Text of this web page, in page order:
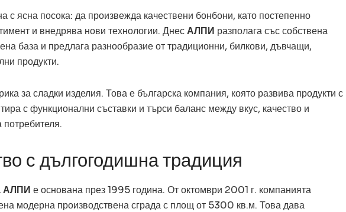
с ясна посока: да произвежда качествени бонбони, като постепенно
и внедрява нови технологии. ДнесАЛПИ разполага със собствена
база и предлага разнообразие от традиционни, билкови, дъвчащи,
продукти.
за сладки изделия. Това е българска компания, която развива продукти с
с функционални съставки и търси баланс между вкус, качество и
потребителя.
с дългогодишна традиция
АЛПИ е основана през 1995 година. От октомври 2001 г. компанията
модерна производствена сграда с площ от 5300 кв.м. Това дава